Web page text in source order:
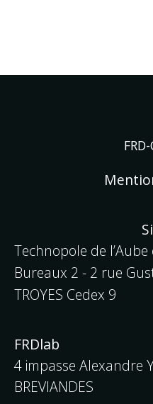
Technopole de
Bureaux 2 - 2 rue
TROYES Cedex 9
FRDlab
4 impasse Alexandre
BREVIANDES